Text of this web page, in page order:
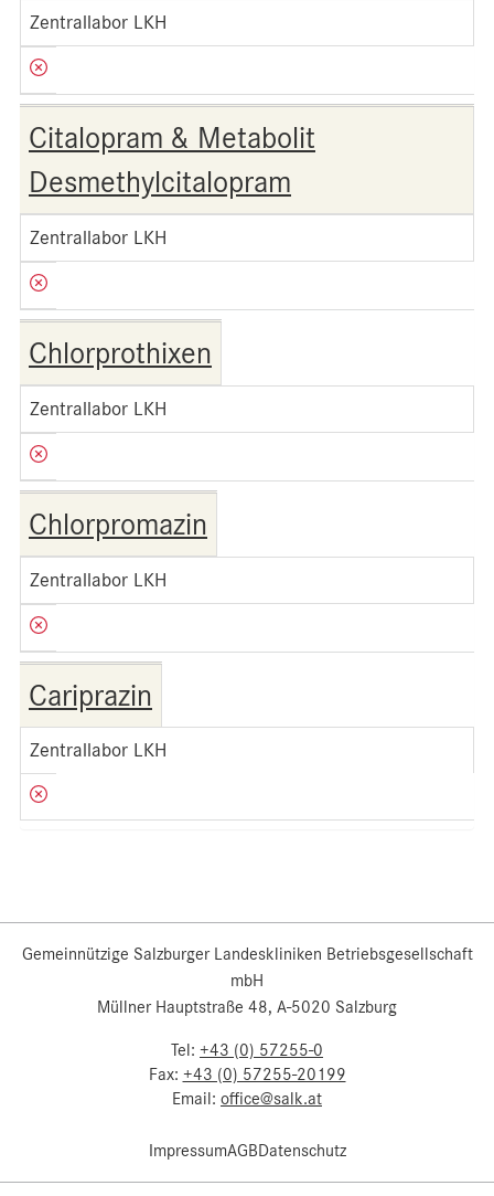
Zentrallabor LKH
Citalopram & Metabolit
Desmethylcitalopram
Zentrallabor LKH
Chlorprothixen
Zentrallabor LKH
Chlorpromazin
Zentrallabor LKH
Cariprazin
Zentrallabor LKH
Gemeinnützige Salzburger Landeskliniken Betriebsgesellschaft
mbH
Müllner Hauptstraße 48, A-5020 Salzburg
Tel: +43 (0) 57255-0
Fax: +43 (0) 57255-20199
Email: office@salk.at
ImpressumAGBDatenschutz